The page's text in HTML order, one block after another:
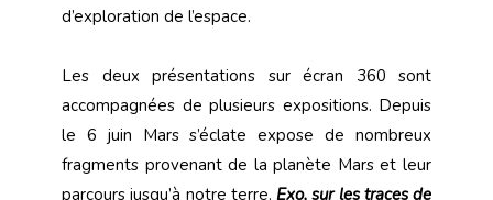
d’exploration de l’espace.
Les deux présentations sur écran 360 sont
accompagnées de plusieurs expositions. Depuis
le 6 juin Mars s’éclate expose de nombreux
fragments provenant de la planète Mars et leur
parcours jusqu’à notre terre. Exo, sur les traces de